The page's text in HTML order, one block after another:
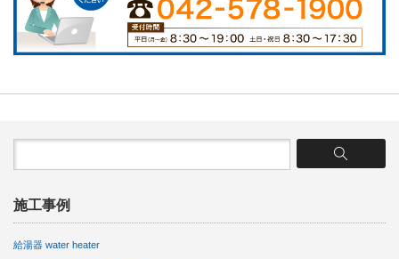
施工事例
給湯器 water heater